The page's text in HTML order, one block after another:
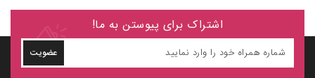
اشتراک برای پیوستن به ما!
عضویت